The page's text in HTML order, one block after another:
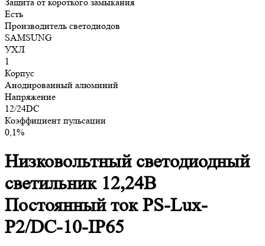
Есть
Производитель светодиодов
SAMSUNG
УХЛ
1
Корпус
Анодированный алюминий
Напряжение
12/24DC
Коэффициент пульсации
0,1%
Низковольтный светодиодный
светильник 12,24В
Постоянный ток PS-Lux-
P2/DC-10-IP65